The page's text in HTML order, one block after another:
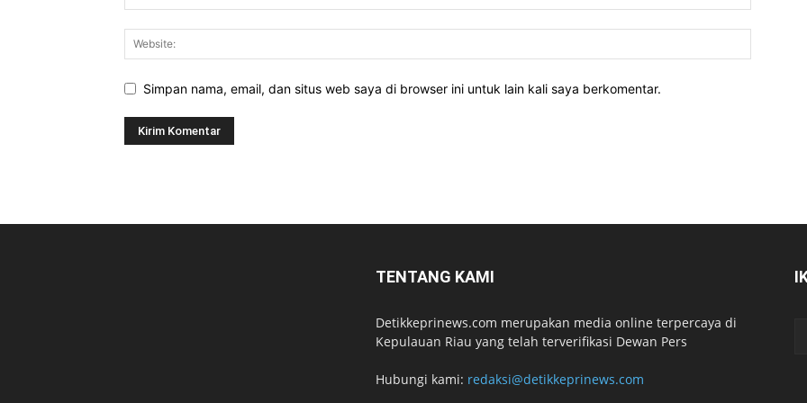
Simpan nama, email, dan situs web saya di browser ini untuk lain kali saya berkomentar.
TENTANG KAMI
Detikkeprinews.com merupakan media online terpercaya di
Kepulauan Riau yang telah terverifikasi Dewan Pers
Hubungi kami: redaksi@detikkeprinews.com